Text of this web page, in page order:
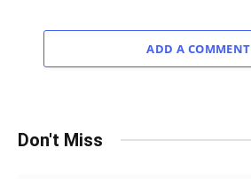
ADD A COMMENT
Don't Miss